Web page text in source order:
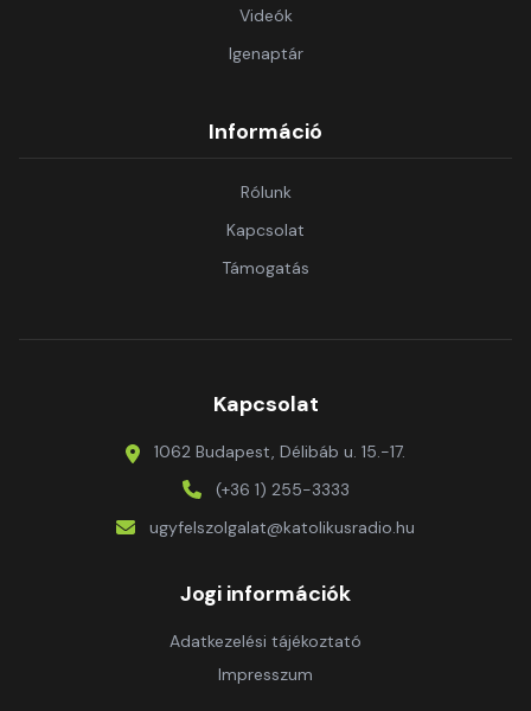
Videók
Igenaptár
Információ
Rólunk
Kapcsolat
Támogatás
Kapcsolat
1062 Budapest, Délibáb u. 15.-17.
(+36 1) 255-3333
ugyfelszolgalat@katolikusradio.hu
Jogi információk
Adatkezelési tájékoztató
Impresszum